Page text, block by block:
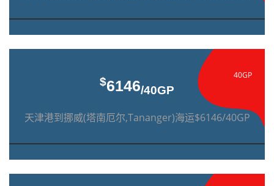
40GP
$6146/40GP
天津港到挪威(塔南厄尔,Tananger)海运$6146/40GP